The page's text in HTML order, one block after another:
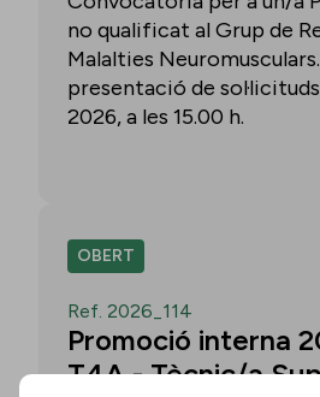
no qualificat al Grup de
Malalties
presentació de
2026, a les 15.00 h.
OBERT
Ref. 2026_114
Promoció interna
T4A - Tècnic/a